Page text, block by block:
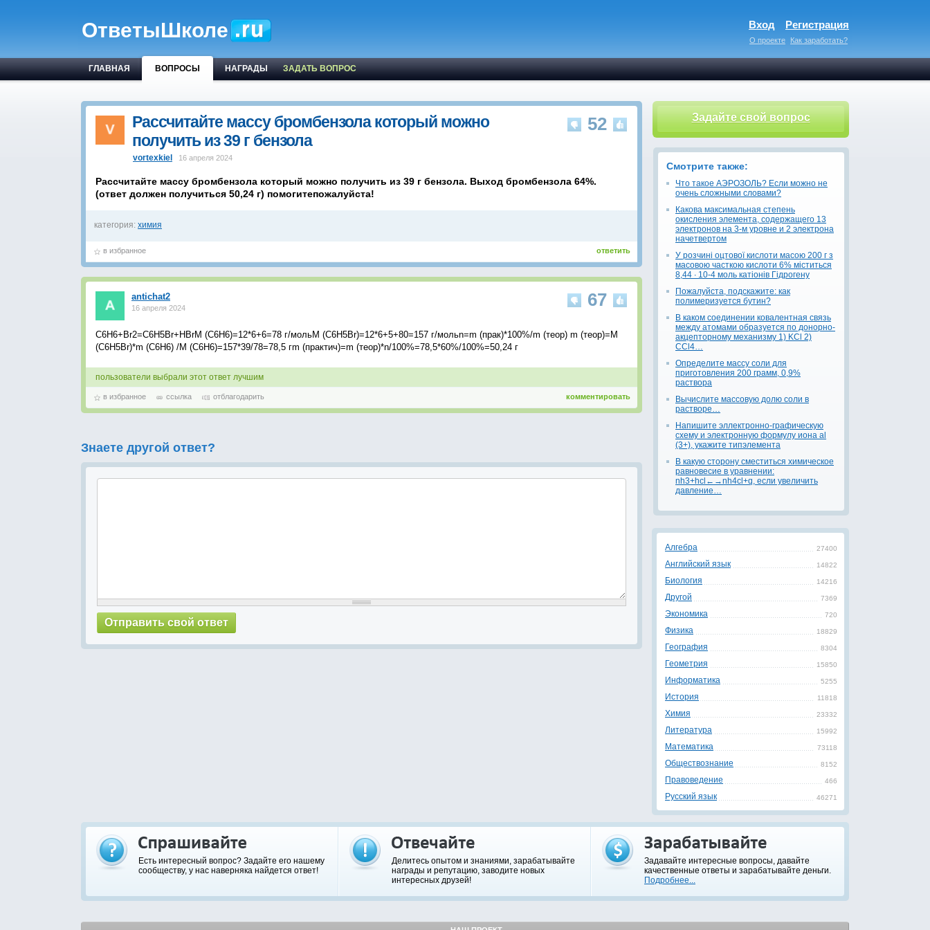
ОтветыШколе Вход Регистрация
О проекте Как заработать?
ГЛАВНАЯ ВОПРОСЫ НАГРАДЫ ЗАДАТЬ ВОПРОС
52
Рассчитайте массу бромбензола который можно
получить из 39 г бензола
vortexkiel 16 апреля 2024
Рассчитайте массу бромбензола который можно получить из 39 г бензола. Выход бромбензола 64%.
(ответ должен получиться 50,24 г) помогитепожалуйста!
категория: химия
ответить
в избранное
67
antichat2
16 апреля 2024
C6H6+Br2=C6H5Br+HBrM (C6H6)=12*6+6=78 г/мольM (C6H5Br)=12*6+5+80=157 г/мольn=m (прак)*100%/m (теор) m (теор)=M
(C6H5Br)*m (C6H6) /M (C6H6)=157*39/78=78,5 гm (практич)=m (теор)*n/100%=78,5*60%/100%=50,24 г
пользователи выбрали этот ответ лучшим
комментировать
в избранное ссылка отблагодарить
Знаете другой ответ?
Задайте свой вопрос
Смотрите также:
Что такое АЭРОЗОЛЬ? Если можно не
очень сложными словами?
Какова максимальная степень
окисления элемента, содержащего 13
электронов на 3-м уровне и 2 электрона
начетвертом
У розчині оцтової кислоти масою 200 г з
масовою часткою кислоти 6% міститься
8,44 ∙ 10-4 моль катіонів Гідрогену
Пожалуйста, подскажите: как
полимеризуется бутин?
В каком соединении ковалентная связь
между атомами образуется по донорно-
акцепторному механизму 1) KCl 2)
CCl4…
Определите массу соли для
приготовления 200 грамм, 0,9%
раствора
Вычислите массовую долю соли в
растворе…
Напишите эллектронно-графическую
схему и электронную формулу иона al
(3+), укажите типэлемента
В какую сторону сместиться химическое
равновесие в уравнении:
nh3+hcl←→nh4cl+q, если увеличить
давление…
27400
Алгебра
14822
Английский язык
14216
Биология
7369
Другой
720
Экономика
18829
Физика
8304
География
15850
Геометрия
5255
Информатика
11818
История
23332
Химия
15992
Литература
73118
Математика
8152
Обществознание
466
Правоведение
46271
Русский язык
Есть интересный вопрос? Задайте его нашему
сообществу, у нас наверняка найдется ответ!
Делитесь опытом и знаниями, зарабатывайте
награды и репутацию, заводите новых
интересных друзей!
Задавайте интересные вопросы, давайте
качественные ответы и зарабатывайте деньги.
Подробнее...